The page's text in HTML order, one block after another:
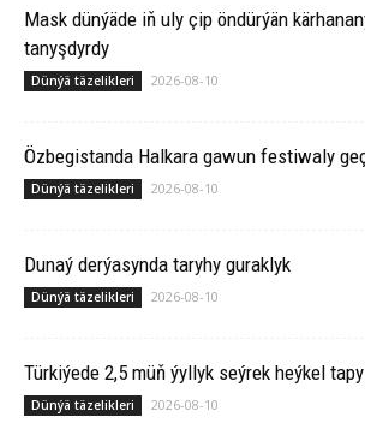
Mask dünýäde iň uly çip öndürýän
tanyşdyrdy
Dünýä täzelikleri 2026-08-10
Özbegistanda Halkara gawun festiwaly
Dünýä täzelikleri 2026-08-10
Dunaý derýasynda taryhy guraklyk
Dünýä täzelikleri 2026-08-10
Türkiýede 2,5 müň ýyllyk seýrek heýkel
Dünýä täzelikleri 2026-08-10